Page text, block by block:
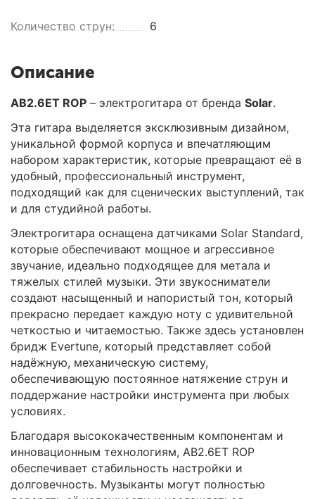
Количество струн: 6
Описание
AB2.6ET ROP – электрогитара от бренда Solar.
Эта гитара выделяется эксклюзивным дизайном,
уникальной формой корпуса и впечатляющим
набором характеристик, которые превращают её в
удобный, профессиональный инструмент,
подходящий как для сценических выступлений, так
и для студийной работы.
Электрогитара оснащена датчиками Solar Standard,
которые обеспечивают мощное и агрессивное
звучание, идеально подходящее для метала и
тяжелых стилей музыки. Эти звукосниматели
создают насыщенный и напористый тон, который
прекрасно передает каждую ноту с удивительной
четкостью и читаемостью. Также здесь установлен
бридж Evertune, который представляет собой
надёжную, механическую систему,
обеспечивающую постоянное натяжение струн и
поддержание настройки инструмента при любых
условиях.
Благодаря высококачественным компонентам и
инновационным технологиям, AB2.6ET ROP
обеспечивает стабильность настройки и
долговечность. Музыканты могут полностью